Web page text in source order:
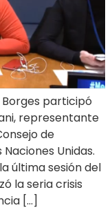
participó
representante
de
Unidas.
última sesión del
la seria crisis
[…]